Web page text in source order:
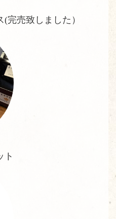
完売致しました）
ト